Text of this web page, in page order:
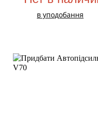
в уподобання